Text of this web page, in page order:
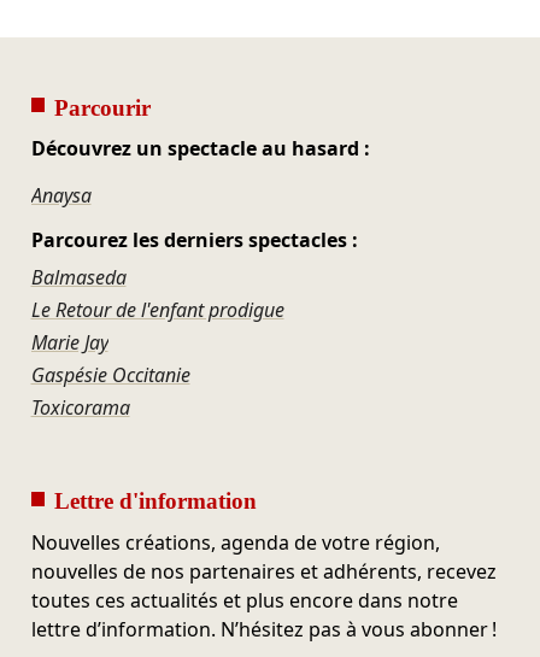
Parcourir
Découvrez un spectacle au hasard :
Anaysa
Parcourez les derniers spectacles :
Balmaseda
Le Retour de l'enfant prodigue
Marie Jay
Gaspésie Occitanie
Toxicorama
Lettre d'information
Nouvelles créations, agenda de votre région,
nouvelles de nos partenaires et adhérents, recevez
toutes ces actualités et plus encore dans notre
lettre d’information. N’hésitez pas à vous abonner !